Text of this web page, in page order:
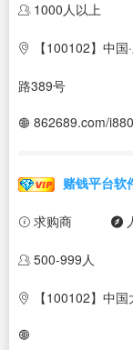
1000人以上
【100102】中
路389号
862689.com/
赌钱平台软
求购商
500-999人
【100102】中